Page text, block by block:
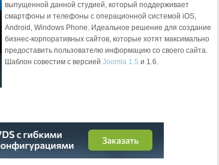
выпущенной данной студией, который поддерживает
смартфоны и телефоны с операционной системой iOS,
Android, Windows Phone. Идеальное решение для создание
бизнес-корпоративных сайтов, которые хотят максимально
предоставить пользователю информацию со своего сайта.
Шаблон совестим с версией Joomla 1.5 и 1.6.
№2